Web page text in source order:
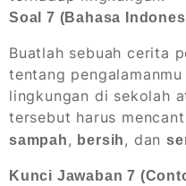
Soal 7 (Bahasa
Buatlah sebuah cerita
tentang
lingkungan di sekolah
tersebut harus
sampah, bersih, dan
Kunci Jawaban 7